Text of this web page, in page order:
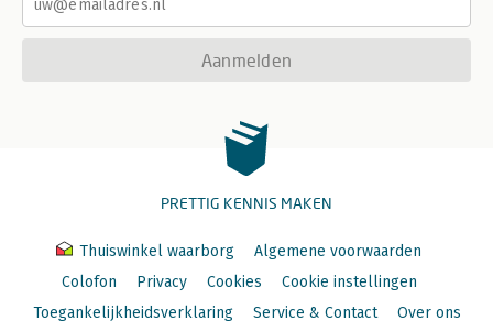
Aanmelden
PRETTIG KENNIS MAKEN
Thuiswinkel waarborg
Algemene voorwaarden
Colofon
Privacy Cookies
Cookie instellingen
Toegankelijkheidsverklaring
Service & Contact Over ons